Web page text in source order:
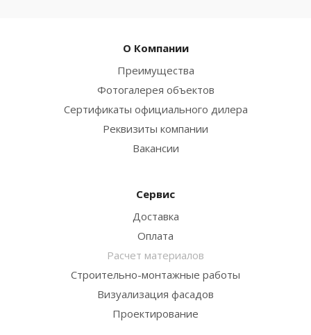
О Компании
Преимущества
Фотогалерея объектов
Сертификаты официального дилера
Реквизиты компании
Вакансии
Сервис
Доставка
Оплата
Расчет материалов
Строительно-монтажные работы
Визуализация фасадов
Проектирование